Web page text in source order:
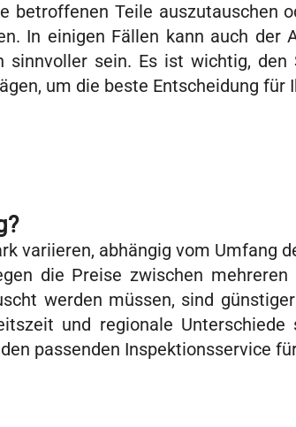
betroffenen Teile auszutauschen
In einigen Fällen kann auch
sein. Es ist wichtig,
um die beste Entscheidung
variieren, abhängig vom Umfang
die Preise zwischen
werden müssen, sind
und regionale
den passenden Inspektionsservice